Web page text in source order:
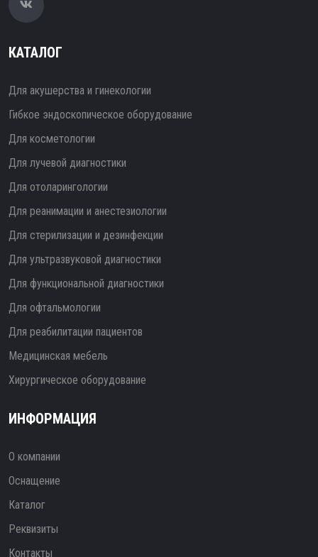
КАТАЛОГ
Для акушерства и гинекологии
Гибкое эндоскопическое оборудование
Для косметологии
Для лучевой диагностики
Для отоларингологии
Для реанимации и анестезиологии
Для стерилизации и дезинфекции
Для ультразвуковой диагностики
Для функциональной диагностики
Для офтальмологии
Для реабилитации пациентов
Медицинская мебель
Хирургическое оборудование
ИНФОРМАЦИЯ
О компании
Оснащение
Каталог
Реквизиты
Контакты